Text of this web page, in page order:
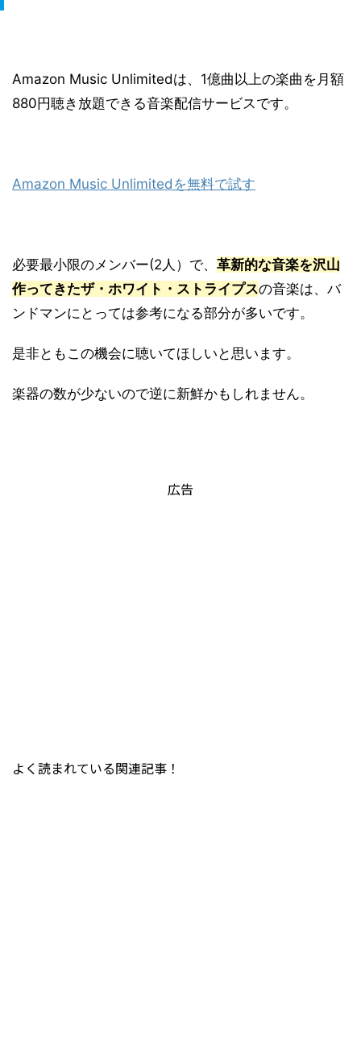
Amazon Music Unlimitedは、1億曲以上の楽曲を月額
880円聴き放題できる音楽配信サービスです。
Amazon Music Unlimitedを無料で試す
必要最小限のメンバー(2人）で、 革新的な音楽を沢山
作ってきたザ・ホワイト・ストライプスの音楽は、バ
ンドマンにとっては参考になる部分が多いです。
是非ともこの機会に聴いてほしいと思います。
楽器の数が少ないので逆に新鮮かもしれません。
広告
よく読まれている関連記事！